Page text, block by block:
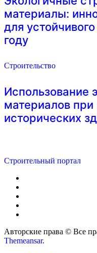
материалы:
для
году
Строительство
Использование
материалов
исторических
Строительный портал
Авторские права © Все
Themeansar.